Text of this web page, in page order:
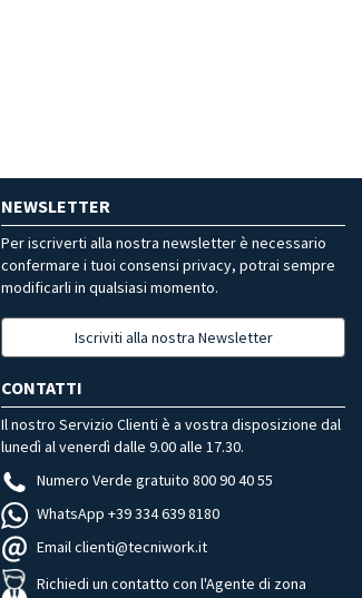
NEWSLETTER
Per iscriverti alla nostra newsletter è necessario
confermare i tuoi consensi privacy, potrai sempre
modificarli in qualsiasi momento.
Iscriviti alla nostra Newsletter
CONTATTI
Il nostro Servizio Clienti è a vostra disposizione dal
lunedì al venerdì dalle 9.00 alle 17.30.
Numero Verde gratuito 800 90 40 55
WhatsApp +39 334 639 8180
Email clienti@tecniwork.it
Richiedi un contatto con l'Agente di zona